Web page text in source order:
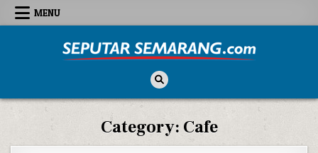
Skip to content
MENU
Category: Cafe